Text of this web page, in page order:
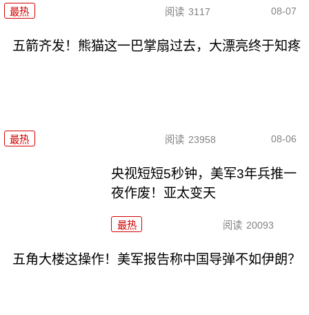
最热 阅读 3117 08-07
五箭齐发！熊猫这一巴掌扇过去，大漂亮终于知疼
最热 阅读 23958 08-06
央视短短5秒钟，美军3年兵推一
夜作废！亚太变天
最热 阅读 20093
五角大楼这操作！美军报告称中国导弹不如伊朗？